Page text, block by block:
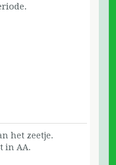
het zeetje.
in AA.